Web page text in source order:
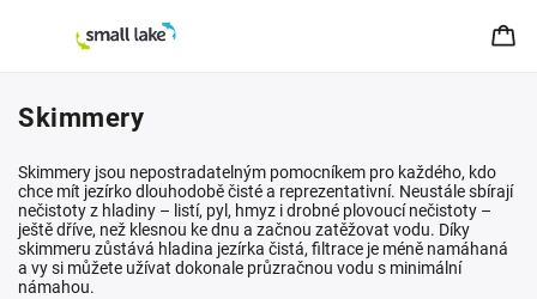
Skimmery
Skimmery jsou nepostradatelným pomocníkem pro každého, kdo
chce mít jezírko dlouhodobě čisté a reprezentativní. Neustále sbírají
nečistoty z hladiny – listí, pyl, hmyz i drobné plovoucí nečistoty –
ještě dříve, než klesnou ke dnu a začnou zatěžovat vodu. Díky
skimmeru zůstává hladina jezírka čistá, filtrace je méně namáhaná
a vy si můžete užívat dokonale průzračnou vodu s minimální
námahou.